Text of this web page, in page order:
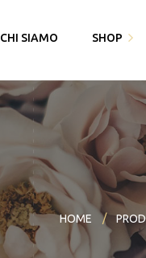
CHI SIAMO SHOP
Fedi Polello
Bracciali saldati e
permanenti
Bomboniere
Partecipazioni
Thun
HOME